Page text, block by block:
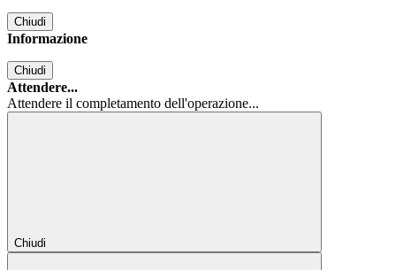
Chiudi
Informazione
Chiudi
Attendere...
Attendere il completamento dell'operazione...
Chiudi